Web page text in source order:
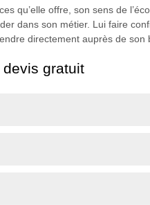
qu’elle offre, son sens de
dans son métier. Lui faire
directement auprès de
gratuit